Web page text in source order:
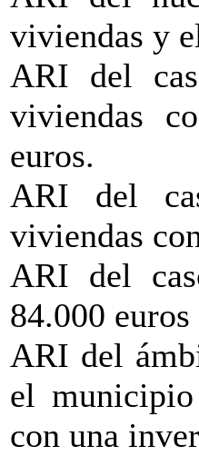
viviendas y
ARI del
viviendas
euros.
ARI del
viviendas
ARI del
84.000
ARI del
el
con una